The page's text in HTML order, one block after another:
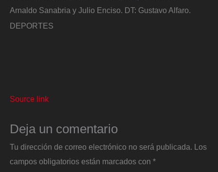
Arnaldo Sanabria y Julio Enciso. DT: Gustavo Alfaro.
DEPORTES
Source link
Deja un comentario
Tu dirección de correo electrónico no será publicada. Los
campos obligatorios están marcados con *